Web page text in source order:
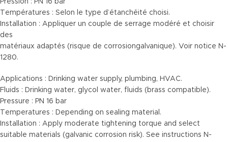
Pression : PN 16 bar
Températures : Selon le type d’étanchéité choisi.
Installation : Appliquer un couple de serrage modéré et choisir
des
matériaux adaptés (risque de corrosiongalvanique). Voir notice N-
1280.
Applications : Drinking water supply, plumbing, HVAC.
Fluids : Drinking water, glycol water, fluids (brass compatible).
Pressure : PN 16 bar
Temperatures : Depending on sealing material.
Installation : Apply moderate tightening torque and select
suitable materials (galvanic corrosion risk). See instructions N-